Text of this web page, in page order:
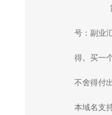
号：副业
得。买一
不舍得付
本域名支